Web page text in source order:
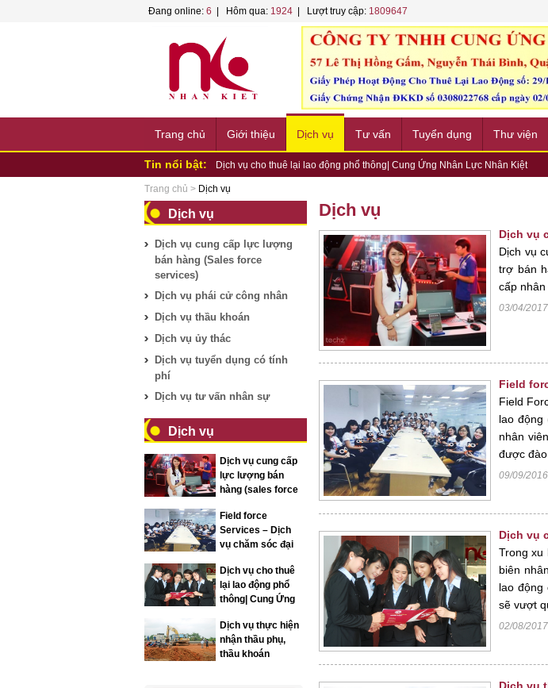
Đang online: 6 | Hôm qua: 1924 | Lượt truy cập: 1809647
Trang chủ Giới thiệu Dịch vụ Tư vấn Tuyển dụng Thư viện
Tin nổi bật:
Dịch vụ cho thuê lại lao động phổ thông| Cung Ứng Nhân Lực Nhân Kiệt
Dịch Vụ Gia Công Sản Xuất| Cung Ứng Nhân Lực Nhân Kiệt
Dịch Vụ Cho Thuê Lao Động Tạm Thời| Cung Ứng Nhân Lực Nhân Kiệt
Dịch Vụ Đóng Gói Bao Bì Sản Phẩm| Cung Ứng Nhân Lực Nhân Kiệt
Dịch vụ cung cấp lực lượng bán hàng (sales force services)
Field force Services – Dịch vụ chăm sóc đại lý
Trang chủ > Dịch vụ
Dịch vụ
Dịch vụ cung cấp lực lượng
bán hàng (Sales force
services)
Dịch vụ phái cử công nhân
Dịch vụ thầu khoán
Dịch vụ ủy thác
Dịch vụ tuyển dụng có tính
phí
Dịch vụ tư vấn nhân sự
Dịch vụ
Dịch vụ cung cấp
lực lượng bán
hàng (sales force
Field force
Services – Dịch
vụ chăm sóc đại
Dịch vụ cho thuê
lại lao động phổ
thông| Cung Ứng
Kiệt
Dịch vụ thực hiện
nhận thầu phụ,
thầu khoán
Dịch vụ
Dịch vụ
Dịch vụ
trợ bán
cấp
03/04/
Field
Field
lao động
nhân
được
09/09/
Dịch vụ
Trong xu
biên
lao động
sẽ vượt
02/08/